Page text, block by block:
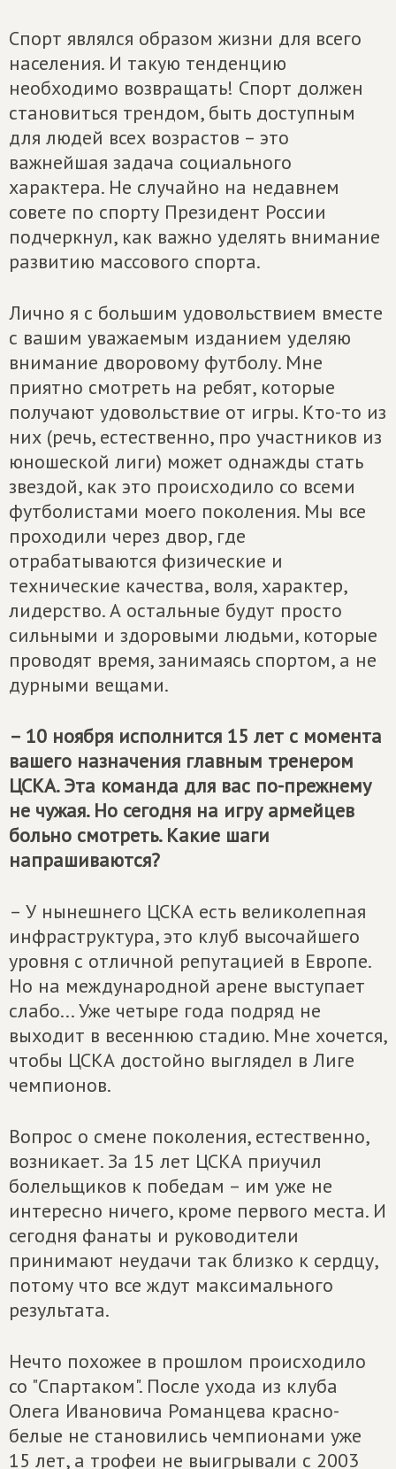
Спорт являлся образом жизни для всего
населения. И такую тенденцию
необходимо возвращать! Спорт должен
становиться трендом, быть доступным
для людей всех возрастов – это
важнейшая задача социального
характера. Не случайно на недавнем
совете по спорту Президент России
подчеркнул, как важно уделять внимание
развитию массового спорта.
Лично я с большим удовольствием вместе
с вашим уважаемым изданием уделяю
внимание дворовому футболу. Мне
приятно смотреть на ребят, которые
получают удовольствие от игры. Кто-то из
них (речь, естественно, про участников из
юношеской лиги) может однажды стать
звездой, как это происходило со всеми
футболистами моего поколения. Мы все
проходили через двор, где
отрабатываются физические и
технические качества, воля, характер,
лидерство. А остальные будут просто
сильными и здоровыми людьми, которые
проводят время, занимаясь спортом, а не
дурными вещами.
– 10 ноября исполнится 15 лет с момента
вашего назначения главным тренером
ЦСКА. Эта команда для вас по-прежнему
не чужая. Но сегодня на игру армейцев
больно смотреть. Какие шаги
напрашиваются?
– У нынешнего ЦСКА есть великолепная
инфраструктура, это клуб высочайшего
уровня с отличной репутацией в Европе.
Но на международной арене выступает
слабо... Уже четыре года подряд не
выходит в весеннюю стадию. Мне хочется,
чтобы ЦСКА достойно выглядел в Лиге
чемпионов.
Вопрос о смене поколения, естественно,
возникает. За 15 лет ЦСКА приучил
болельщиков к победам – им уже не
интересно ничего, кроме первого места. И
сегодня фанаты и руководители
принимают неудачи так близко к сердцу,
потому что все ждут максимального
результата.
Нечто похожее в прошлом происходило
со "Спартаком". После ухода из клуба
Олега Ивановича Романцева красно-
белые не становились чемпионами уже
15 лет, а трофеи не выигрывали с 2003